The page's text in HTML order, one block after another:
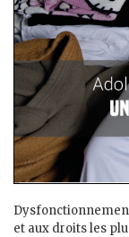
et aux droits les